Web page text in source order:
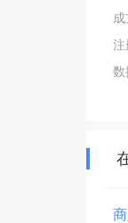
成
注
数